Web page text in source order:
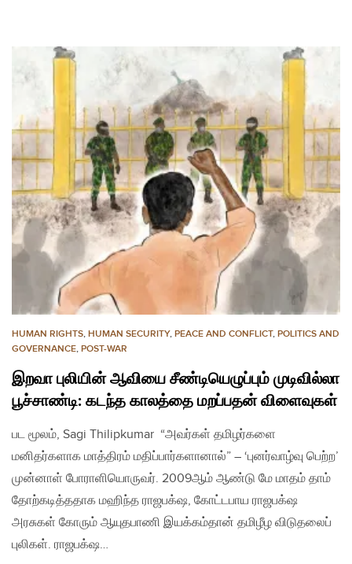
HUMAN RIGHTS, HUMAN SECURITY, PEACE AND CONFLICT, POLITICS AND
GOVERNANCE, POST-WAR
இறவா புலியின் ஆவியை சீண்டியெழுப்பும் முடிவில்லா
பூச்சாண்டி: கடந்த காலத்தை மறப்பதன் விளைவுகள்
பட மூலம், Sagi Thilipkumar “அவர்கள் தமிழர்களை
மனிதர்களாக மாத்திரம் மதிப்பார்களானால்” – ‘புனர்வாழ்வு பெற்ற’
முன்னாள் போராளியொருவர். 2009ஆம் ஆண்டு மே மாதம் தாம்
தோற்கடித்ததாக மஹிந்த ராஜபக்‌ஷ, கோட்டபாய ராஜபக்‌ஷ
அரசுகள் கோரும் ஆயுதபாணி இயக்கம்தான் தமிழீழ விடுதலைப்
புலிகள். ராஜபக்‌ஷ…